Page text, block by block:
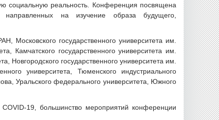
социальную реальность. Конференция посвящена
направленных на изучение образа будущего,
Московского государственного университета им.
Камчатского государственного университета им.
Новгородского государственного университета им.
университета, Тюменского индустриального
Уральского федерального университета, Южного
19, большинство мероприятий конференции